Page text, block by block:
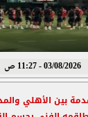
03/08/2026 - 11:27 ص
بين الأهلي